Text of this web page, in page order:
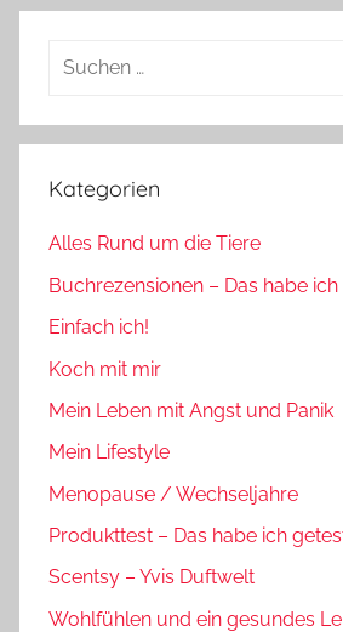
Suchen
Kategorien
Alles Rund um die Tiere
Buchrezensionen – Das habe
Einfach ich!
Koch mit mir
Mein Leben mit Angst und Panik
Mein Lifestyle
Menopause / Wechseljahre
Produkttest – Das habe ich
Scentsy – Yvis Duftwelt
Wohlfühlen und ein gesundes